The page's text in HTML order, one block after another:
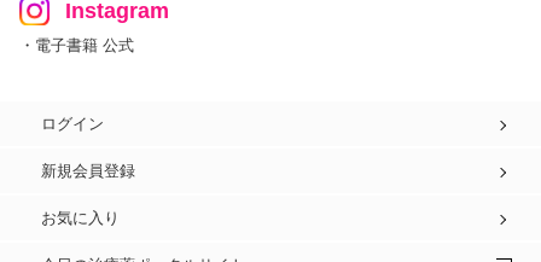
Instagram
・電子書籍 公式
ログイン
新規会員登録
お気に入り